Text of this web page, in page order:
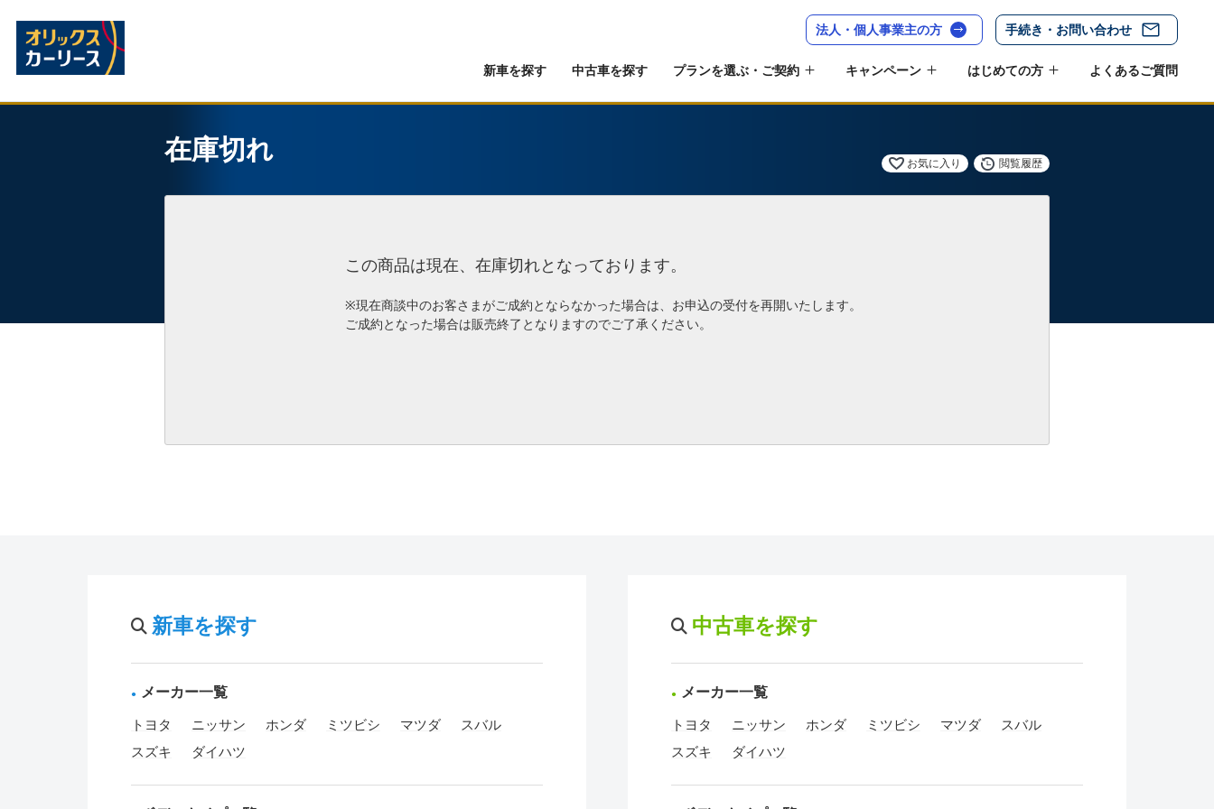
法人・個人事業主の方 手続き・お問い合わせ
新車を探す 中古車を探す プランを選ぶ・ご契約 キャンペーン はじめての方 よくあるご質問
在庫切れ お気に入り 閲覧履歴
この商品は現在、在庫切れとなっております。
※現在商談中のお客さまがご成約とならなかった場合は、お申込の受付を再開いたします。
ご成約となった場合は販売終了となりますのでご了承ください。
新車を探す
メーカー一覧
トヨタ ニッサン ホンダ ミツビシ マツダ
スバル
スズキ
ダイハツ
中古車を探す
メーカー一覧
トヨタ ニッサン ホンダ ミツビシ マツダ
スバル
スズキ
ダイハツ